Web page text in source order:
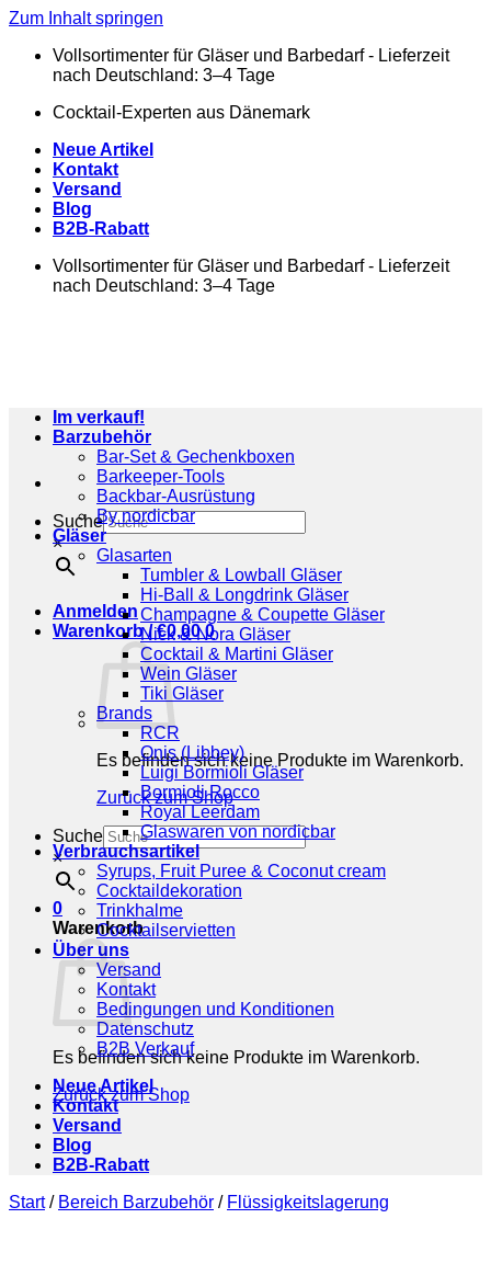
Zum Inhalt springen
Vollsortimenter für Gläser und Barbedarf - Lieferzeit
nach Deutschland: 3–4 Tage
Cocktail-Experten aus Dänemark
Neue Artikel
Kontakt
Versand
Blog
B2B-Rabatt
Vollsortimenter für Gläser und Barbedarf - Lieferzeit
nach Deutschland: 3–4 Tage
Suche
×
Anmelden
Warenkorb /€0,00 0
Es befinden sich keine Produkte im Warenkorb.
Zurück zum Shop
Suche
×
0
Warenkorb
Es befinden sich keine Produkte im Warenkorb.
Zurück zum Shop
Im verkauf!
Barzubehör
Bar-Set & Gechenkboxen
Barkeeper-Tools
Backbar-Ausrüstung
By nordicbar
Gläser
Glasarten
Tumbler & Lowball Gläser
Hi-Ball & Longdrink Gläser
Champagne & Coupette Gläser
Nick & Nora Gläser
Cocktail & Martini Gläser
Wein Gläser
Tiki Gläser
Brands
RCR
Onis (Libbey)
Luigi Bormioli Gläser
Bormioli Rocco
Royal Leerdam
Glaswaren von nordicbar
Verbrauchsartikel
Syrups, Fruit Puree & Coconut cream
Cocktaildekoration
Trinkhalme
Cocktailservietten
Über uns
Versand
Kontakt
Bedingungen und Konditionen
Datenschutz
B2B Verkauf
Neue Artikel
Kontakt
Versand
Blog
B2B-Rabatt
Start / Bereich Barzubehör / Flüssigkeitslagerung